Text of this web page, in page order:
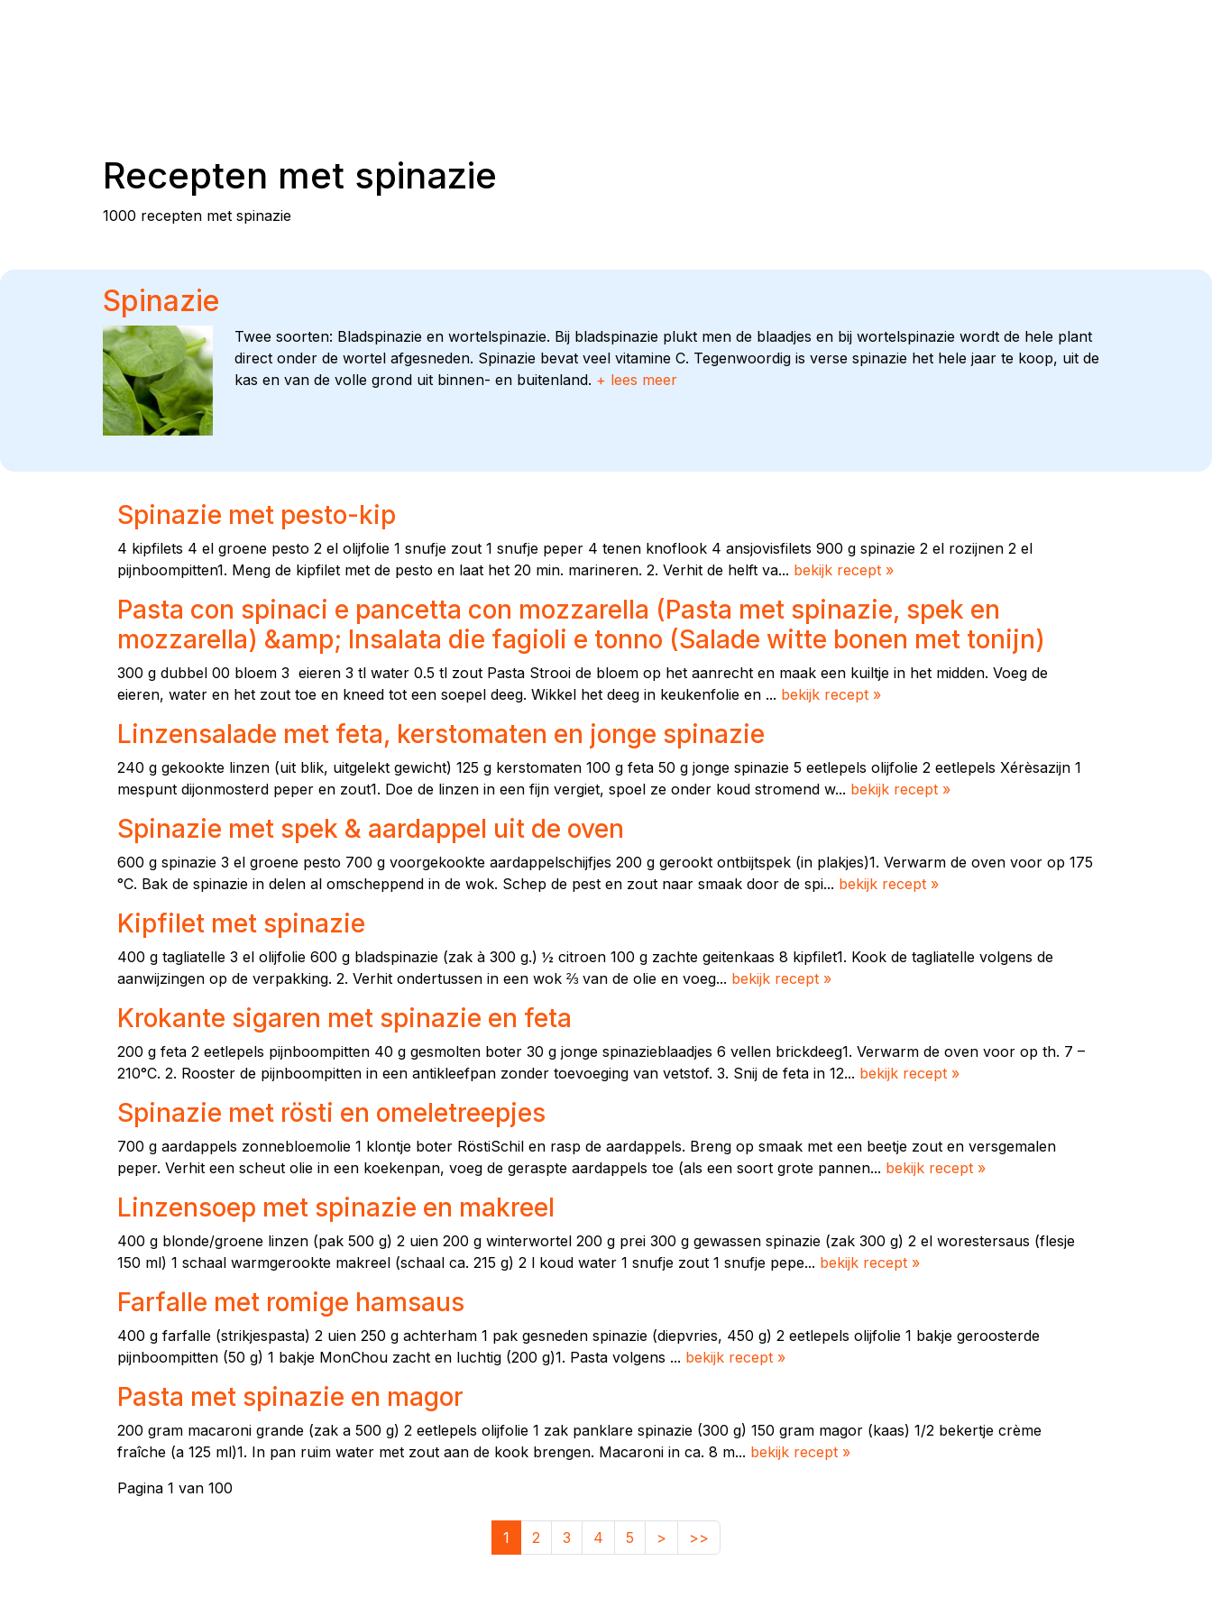
Recepten met spinazie
1000 recepten met spinazie
Spinazie
Twee soorten: Bladspinazie en wortelspinazie. Bij bladspinazie plukt men de blaadjes en bij wortelspinazie wordt de hele plant
direct onder de wortel afgesneden. Spinazie bevat veel vitamine C. Tegenwoordig is verse spinazie het hele jaar te koop, uit de
kas en van de volle grond uit binnen- en buitenland. + lees meer
Spinazie met pesto-kip
4 kipfilets 4 el groene pesto 2 el olijfolie 1 snufje zout 1 snufje peper 4 tenen knoflook 4 ansjovisfilets 900 g spinazie 2 el rozijnen 2 el
pijnboompitten1. Meng de kipfilet met de pesto en laat het 20 min. marineren. 2. Verhit de helft va... bekijk recept »
Pasta con spinaci e pancetta con mozzarella (Pasta met spinazie, spek en
mozzarella) &amp; Insalata die fagioli e tonno (Salade witte bonen met tonijn)
300 g dubbel 00 bloem 3 eieren 3 tl water 0.5 tl zout Pasta Strooi de bloem op het aanrecht en maak een kuiltje in het midden. Voeg de
eieren, water en het zout toe en kneed tot een soepel deeg. Wikkel het deeg in keukenfolie en ... bekijk recept »
Linzensalade met feta, kerstomaten en jonge spinazie
240 g gekookte linzen (uit blik, uitgelekt gewicht) 125 g kerstomaten 100 g feta 50 g jonge spinazie 5 eetlepels olijfolie 2 eetlepels Xérèsazijn 1
mespunt dijonmosterd peper en zout1. Doe de linzen in een fijn vergiet, spoel ze onder koud stromend w... bekijk recept »
Spinazie met spek & aardappel uit de oven
600 g spinazie 3 el groene pesto 700 g voorgekookte aardappelschijfjes 200 g gerookt ontbijtspek (in plakjes)1. Verwarm de oven voor op 175
°C. Bak de spinazie in delen al omscheppend in de wok. Schep de pest en zout naar smaak door de spi... bekijk recept »
Kipfilet met spinazie
400 g tagliatelle 3 el olijfolie 600 g bladspinazie (zak à 300 g.) ½ citroen 100 g zachte geitenkaas 8 kipfilet1. Kook de tagliatelle volgens de
aanwijzingen op de verpakking. 2. Verhit ondertussen in een wok ⅔ van de olie en voeg... bekijk recept »
Krokante sigaren met spinazie en feta
200 g feta 2 eetlepels pijnboompitten 40 g gesmolten boter 30 g jonge spinazieblaadjes 6 vellen brickdeeg1. Verwarm de oven voor op th. 7 –
210°C. 2. Rooster de pijnboompitten in een antikleefpan zonder toevoeging van vetstof. 3. Snij de feta in 12... bekijk recept »
Spinazie met rösti en omeletreepjes
700 g aardappels zonnebloemolie 1 klontje boter RöstiSchil en rasp de aardappels. Breng op smaak met een beetje zout en versgemalen
peper. Verhit een scheut olie in een koekenpan, voeg de geraspte aardappels toe (als een soort grote pannen... bekijk recept »
Linzensoep met spinazie en makreel
400 g blonde/groene linzen (pak 500 g) 2 uien 200 g winterwortel 200 g prei 300 g gewassen spinazie (zak 300 g) 2 el worestersaus (flesje
150 ml) 1 schaal warmgerookte makreel (schaal ca. 215 g) 2 l koud water 1 snufje zout 1 snufje pepe... bekijk recept »
Farfalle met romige hamsaus
400 g farfalle (strikjespasta) 2 uien 250 g achterham 1 pak gesneden spinazie (diepvries, 450 g) 2 eetlepels olijfolie 1 bakje geroosterde
pijnboompitten (50 g) 1 bakje MonChou zacht en luchtig (200 g)1. Pasta volgens ... bekijk recept »
Pasta met spinazie en magor
200 gram macaroni grande (zak a 500 g) 2 eetlepels olijfolie 1 zak panklare spinazie (300 g) 150 gram magor (kaas) 1/2 bekertje crème
fraîche (a 125 ml)1. In pan ruim water met zout aan de kook brengen. Macaroni in ca. 8 m... bekijk recept »
Pagina 1 van 100
1 2 3 4 5 > >>